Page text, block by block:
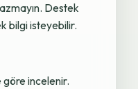
Destek
bilgi isteyebilir.
göre incelenir.